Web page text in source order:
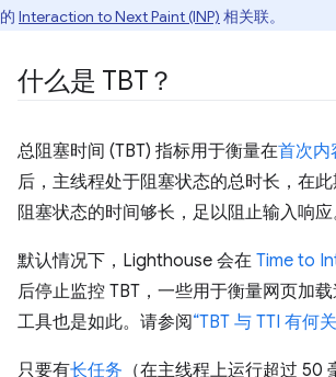
的 Interaction to Next Paint (INP) 相关联。
什么是 TBT？
总阻塞时间 (TBT) 指标用于衡量在首次内
后，主线程处于阻塞状态的总时长，在
阻塞状态的时间够长，足以阻止输入响应
默认情况下，Lighthouse 会在 Time to
后停止监控 TBT，一些用于衡量网页加
工具也是如此。请参阅“TBT 与 TTI 有何
只要有长任务 （在主线程上运行超过 50